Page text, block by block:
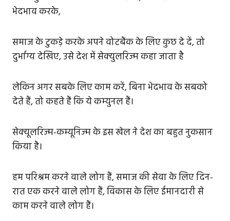
भेदभाव करके,
समाज के टुकड़े करके अपने वोटबैंक के लिए कुछ दे दें, तो
दुर्भाग्य देखिए, उसे देश में सेक्युलरिज्म कहा जाता है
लेकिन अगर सबके लिए काम करें, बिना भेदभाव के सबको
देते हैं, तो कहते हैं कि ये कम्युनल हैं।
सेक्यूलरिज्म-कम्यूनिज्म के इस खेल ने देश का बहुत नुकसान
किया है।
हम परिश्रम करने वाले लोग हैं, समाज की सेवा के लिए दिन-
रात एक करने वाले लोग हैं, विकास के लिए ईमानदारी से
काम करने वाले लोग हैं।